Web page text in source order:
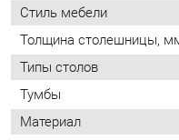
Цвет
ОТЗЫВЫ
Пока нет отзывов,